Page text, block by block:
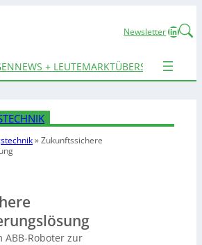
Newsletter
NEWS + LEUTEMARKTÜBERSICHTEN
»Zukunftssichere
ABB-Roboter zur